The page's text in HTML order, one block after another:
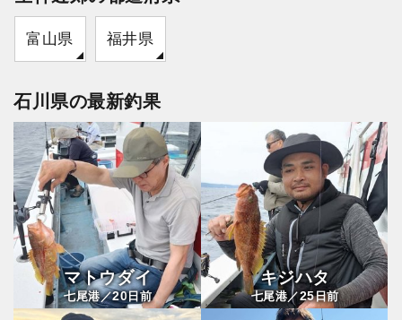
富山県 福井県
石川県の最新釣果
マトウダイ
七尾港／20日前
キジハタ
七尾港／25日前